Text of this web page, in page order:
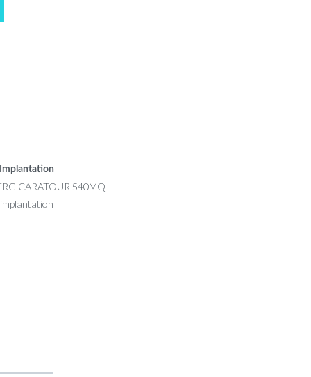
Implantation